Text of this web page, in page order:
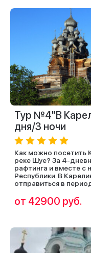
Тур №4"В
дня/3 ночи
Как можно посетить
реке Шуе? За 4-
рафтинга и вместе с
Республики. В
отправиться в
от 42900 руб.